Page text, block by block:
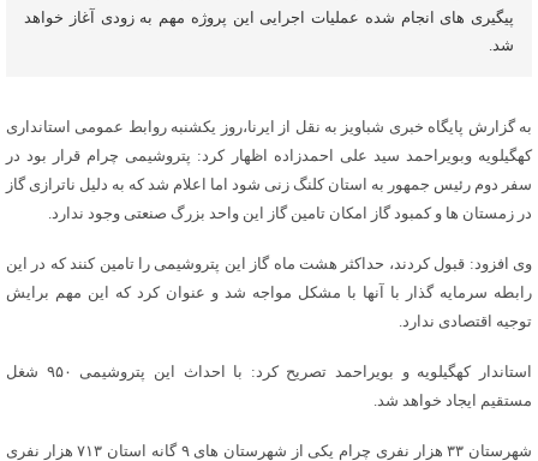
پیگیری های انجام شده عملیات اجرایی این پروژه مهم به زودی آغاز خواهد
شد.
به گزارش پایگاه خبری شباویز به نقل از ایرنا،روز یکشنبه روابط عمومی استانداری
کهگیلویه وبویراحمد سید علی احمدزاده اظهار کرد: پتروشیمی چرام قرار بود در
سفر دوم رئیس جمهور به استان کلنگ زنی شود اما اعلام شد که به دلیل ناترازی گاز
در زمستان ها و کمبود گاز امکان تامین گاز این واحد بزرگ صنعتی وجود ندارد.
وی افزود: قبول کردند، حداکثر هشت ماه گاز این پتروشیمی را تامین کنند که در این
رابطه سرمایه گذار با آنها با مشکل مواجه شد و عنوان کرد که این مهم برایش
توجیه اقتصادی ندارد.
استاندار کهگیلویه و بویراحمد تصریح کرد: با احداث این پتروشیمی ۹۵۰ شغل
مستقیم ایجاد خواهد شد.
شهرستان ۳۳ هزار نفری چرام یکی از شهرستان های ۹ گانه استان ۷۱۳ هزار نفری